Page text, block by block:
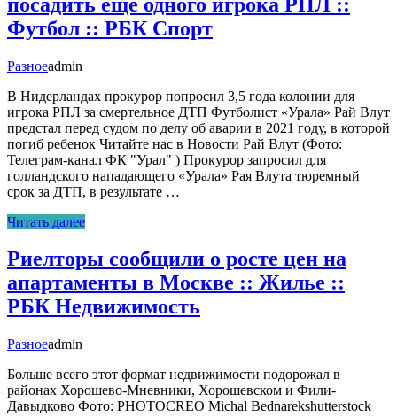
Футбол :: РБК Спорт
Разноеadmin
В Нидерландах прокурор попросил 3,5 года колонии для
игрока РПЛ за смертельное ДТП Футболист «Урала» Рай Влут
предстал перед судом по делу об аварии в 2021 году, в которой
погиб ребенок Читайте нас в Новости Рай Влут (Фото:
Телеграм-канал ФК "Урал" ) Прокурор запросил для
голландского нападающего «Урала» Рая Влута тюремный
срок за ДТП, в результате …
Читать далее
Риелторы сообщили о росте цен на
апартаменты в Москве :: Жилье ::
РБК Недвижимость
Разноеadmin
Больше всего этот формат недвижимости подорожал в
районах Хорошево-Мневники, Хорошевском и Фили-
Давыдково Фото: PHOTOCREO Michal Bednarekshutterstock